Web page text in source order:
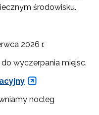
środowisku.
2026 r.
wyczerpania miejsc.
nocleg